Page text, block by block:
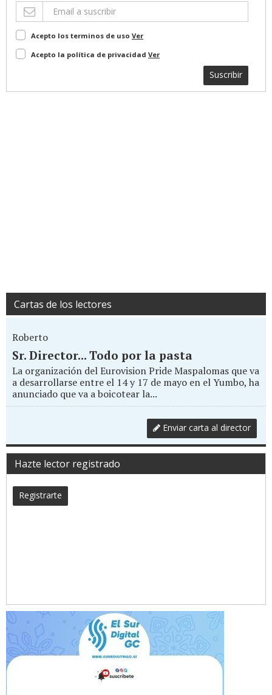
Acepto los terminos de uso Ver
Acepto la política de privacidad Ver
Suscribir
Cartas de los lectores
Roberto
Sr. Director... Todo por la pasta
La organización del Eurovision Pride Maspalomas que va
a desarrollarse entre el 14 y 17 de mayo en el Yumbo, ha
anunciado que va a boicotear la...
Enviar carta al director
Hazte lector registrado
Registrarte